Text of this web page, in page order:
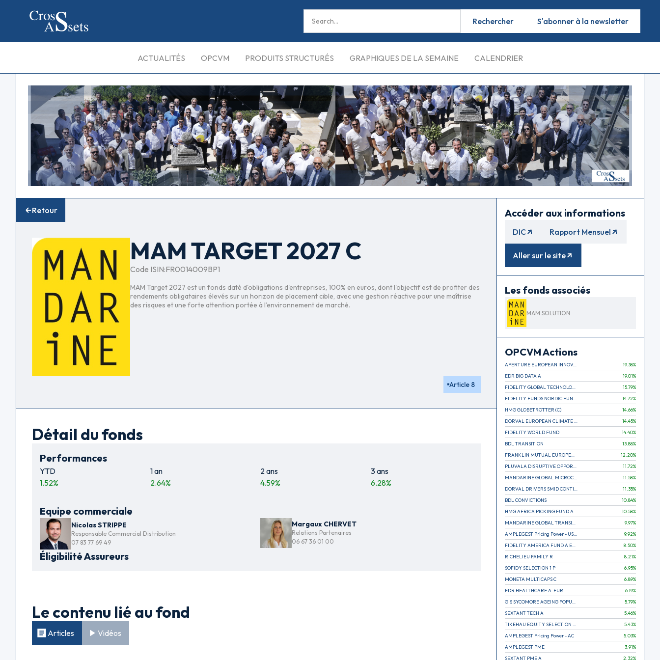
S'abonner à la newsletter
ACTUALITÉS OPCVM PRODUITS STRUCTURÉS GRAPHIQUES DE LA SEMAINE CALENDRIER
Retour
MAM TARGET 2027 C
Code ISIN:FR0014009BP1
MAM Target 2027 est un fonds daté d'obligations d'entreprises, 100% en euros, dont l'objectif est de profiter des
rendements obligataires élevés sur un horizon de placement cible, avec une gestion réactive pour une maîtrise
des risques et une forte attention portée à l’environnement de marché.
Article 8
Détail du fonds
Performances
YTD
1.52%
1 an
2.64%
2 ans
4.59%
3 ans
6.28%
Equipe commerciale
Nicolas STRIPPE
Responsable Commercial Distribution
07 83 77 69 49
Margaux CHERVET
Relations Partenaires
06 67 36 01 00
Éligibilité Assureurs
Le contenu lié au fond
Articles Vidéos
Accéder aux informations
DIC Rapport Mensuel
Aller sur le site
Les fonds associés
MAM SOLUTION
OPCVM Actions
APERTURE EUROPEAN INNOVATION 19.38%
EDR BIG DATA A
19.01%
15.79%
14.72%
HMG GLOBETROTTER (C)
14.66%
14.45%
FIDELITY WORLD FUND
14.40%
BDL TRANSITION
13.88%
12.20%
11.72%
11.58%
11.35%
BDL CONVICTIONS
10.84%
HMG AFRICA PICKING FUND A
10.58%
9.97%
9.92%
8.50%
RICHELIEU FAMILY R
8.21%
SOFIDY SELECTION 1 P
6.95%
MONETA MULTICAPS C
6.89%
EDR HEALTHCARE A-EUR
6.19%
5.79%
SEXTANT TECH A
5.46%
5.43%
AMPLEGEST Pricing Power - AC
5.03%
AMPLEGEST PME
3.91%
SEXTANT PME A
2.32%